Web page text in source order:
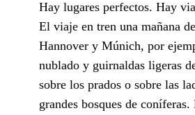
Hay lugares perfectos. Hay
El viaje en tren una mañana
Hannover y Múnich, por
nublado y guirnaldas ligeras
sobre los prados o sobre las
grandes bosques de